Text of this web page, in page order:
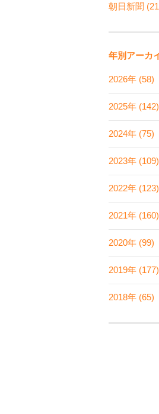
朝日新聞
年別アーカ
2026年 (58)
2025年 (142)
2024年 (75)
2023年 (109)
2022年 (123)
2021年 (160)
2020年 (99)
2019年 (177)
2018年 (65)